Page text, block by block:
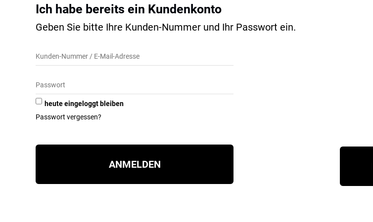
Ich habe bereits ein Kundenkonto
Geben Sie bitte Ihre Kunden-Nummer und Ihr Passwort ein.
heute eingeloggt bleiben
Passwort vergessen?
ANMELDEN